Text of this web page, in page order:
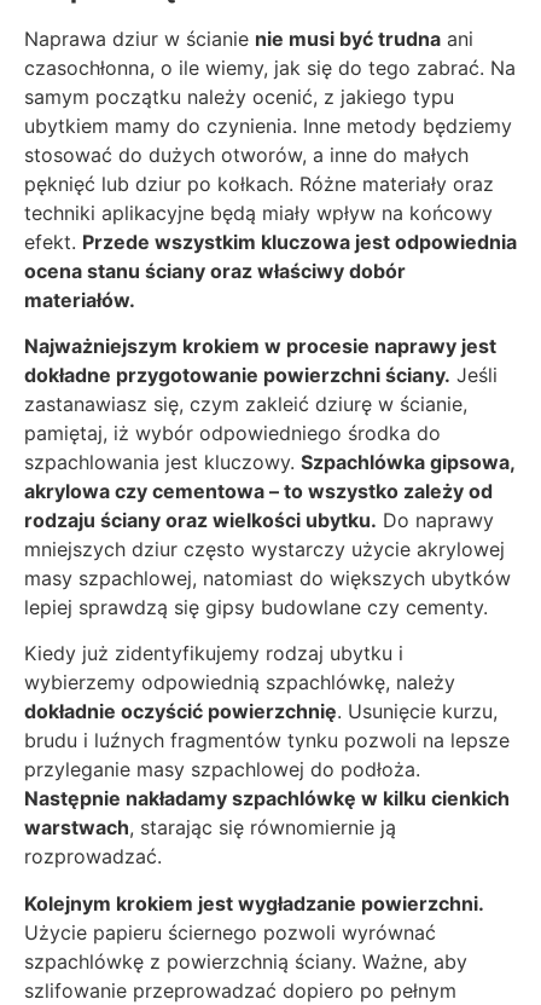
Naprawa dziur w ścianie nie musi być trudna ani
czasochłonna, o ile wiemy, jak się do tego zabrać. Na
samym początku należy ocenić, z jakiego typu
ubytkiem mamy do czynienia. Inne metody będziemy
stosować do dużych otworów, a inne do małych
pęknięć lub dziur po kołkach. Różne materiały oraz
techniki aplikacyjne będą miały wpływ na końcowy
efekt. Przede wszystkim kluczowa jest odpowiednia
ocena stanu ściany oraz właściwy dobór
materiałów.
Najważniejszym krokiem w procesie naprawy jest
dokładne przygotowanie powierzchni ściany. Jeśli
zastanawiasz się, czym zakleić dziurę w ścianie,
pamiętaj, iż wybór odpowiedniego środka do
szpachlowania jest kluczowy. Szpachlówka gipsowa,
akrylowa czy cementowa – to wszystko zależy od
rodzaju ściany oraz wielkości ubytku. Do naprawy
mniejszych dziur często wystarczy użycie akrylowej
masy szpachlowej, natomiast do większych ubytków
lepiej sprawdzą się gipsy budowlane czy cementy.
Kiedy już zidentyfikujemy rodzaj ubytku i
wybierzemy odpowiednią szpachlówkę, należy
dokładnie oczyścić powierzchnię. Usunięcie kurzu,
brudu i luźnych fragmentów tynku pozwoli na lepsze
przyleganie masy szpachlowej do podłoża.
Następnie nakładamy szpachlówkę w kilku cienkich
warstwach, starając się równomiernie ją
rozprowadzać.
Kolejnym krokiem jest wygładzanie powierzchni.
Użycie papieru ściernego pozwoli wyrównać
szpachlówkę z powierzchnią ściany. Ważne, aby
szlifowanie przeprowadzać dopiero po pełnym